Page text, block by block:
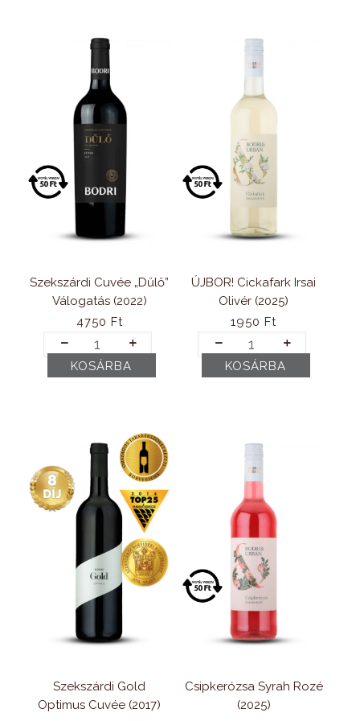
Szekszárdi Cuvée „Dűlő”
Válogatás (2022)
4750 Ft
Szekszárdi
Cuvée
„Dűlő”
KOSÁRBA
ÚJBOR! Cickafark Irsai
Olivér (2025)
1950Ft
ÚJBOR!
Cickafark
Irsai
KOSÁRBA
Szekszárdi Gold
Optimus Cuvée (2017)
Csipkerózsa Syrah Rozé
(2025)